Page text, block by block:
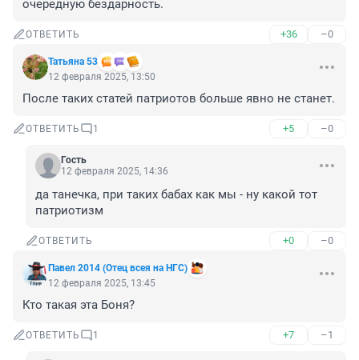
очередную бездарность.
ОТВЕТИТЬ +36 –0
Татьяна 53
12 февраля 2025, 13:50
После таких статей патриотов больше явно не станет.
ОТВЕТИТЬ 1 +5 –0
Гость
12 февраля 2025, 14:36
да танечка, при таких бабах как мы - ну какой тот
патриотизм
ОТВЕТИТЬ +0 –0
Павел 2014 (Отец всея на НГС)
12 февраля 2025, 13:45
Кто такая эта Боня?
ОТВЕТИТЬ 1 +7 –1